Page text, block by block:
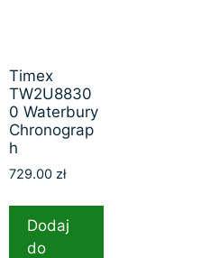
Timex
TW2U8830
0 Waterbury
Chronograp
h
729.00 zł
Dodaj
do